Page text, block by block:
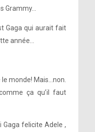
Grammy…
Gaga qui aurait fait
année…
monde! Mais…non.
ça qu’il faut
Gaga felicite Adele ,